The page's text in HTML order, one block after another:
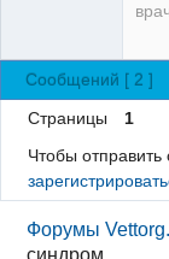
Сообщений [ 2 ]
Страницы
1
Чтобы
Форумы